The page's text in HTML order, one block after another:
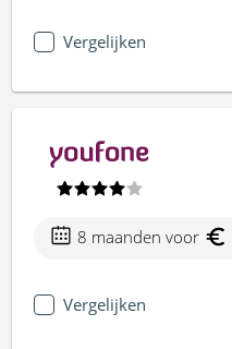
Vergelijken
8 maanden voor
Vergelijken